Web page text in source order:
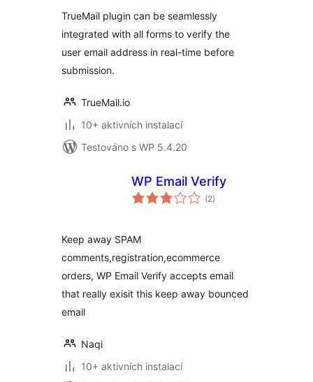
TrueMail plugin can be seamlessly
integrated with all forms to verify the
user email address in real-time before
submission.
TrueMail.io
10+ aktivních instalací
Testováno s WP 5.4.20
WP Email Verify
(2celkové
hodnocení
)
Keep away SPAM
comments,registration,ecommerce
orders, WP Email Verify accepts email
that really exisit this keep away bounced
email
Naqi
10+ aktivních instalací